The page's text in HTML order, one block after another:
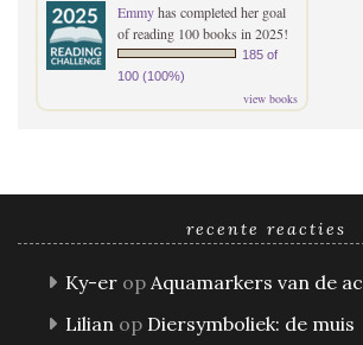
Emmyhas completed her goal
of reading 100 books in 2025!
185 of
100 (100%)
view books
recente reacties
Ky-er op Aquamarkers van de
Lilian op Diersymboliek: de muis